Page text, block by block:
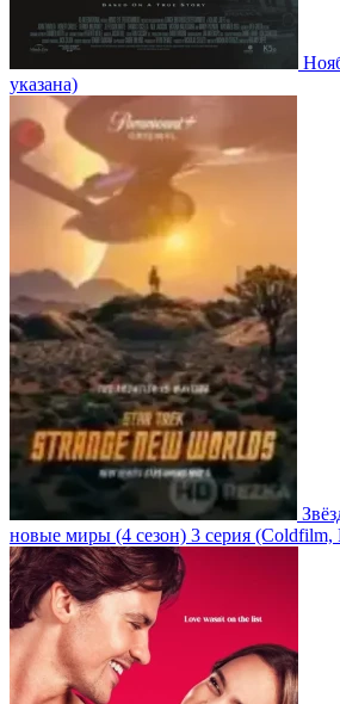
указана)
новые миры (4 сезон) 3 серия (Coldfilm,